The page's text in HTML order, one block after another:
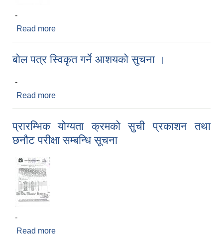
-
Read more
बोल पत्र स्विकृत गर्ने आशयको सुचना ।
-
Read more
प्रारम्भिक योग्यता क्रमको ‌सुची प्रकाशन तथा
छनौट परीक्षा सम्बन्धि सूचना
-
Read more